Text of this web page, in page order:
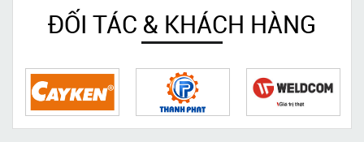
ĐỐI TÁC & KHÁCH HÀNG